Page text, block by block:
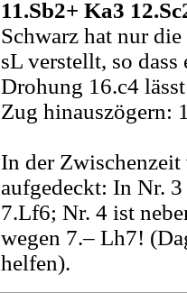
11.Sb2+ Ka3
Schwarz hat nur
sL verstellt, so
Drohung 16.c4
Zug hinauszögern:
In der
aufgedeckt: In Nr.
7.Lf6; Nr. 4 ist
wegen 7.– Lh7!
helfen).